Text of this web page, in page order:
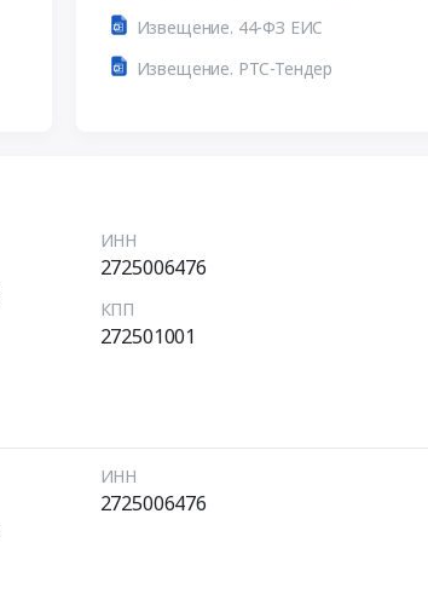
Извещение. 44-ФЗ ЕИС
Извещение. РТС-Тендер
ИНН
2725006476
КПП
272501001
ИНН
2725006476